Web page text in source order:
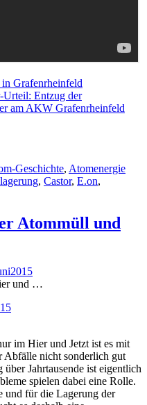
Grafenrheinfeld
Urteil: Entzug der
am AKW Grafenrheinfeld
Geschichte, Atomenergie
, Castor, E.on,
Atommüll und
und …
im Hier und Jetzt ist es mit
Abfälle nicht sonderlich gut
Jahrtausende ist eigentlich
spielen dabei eine Rolle.
und für die Lagerung der